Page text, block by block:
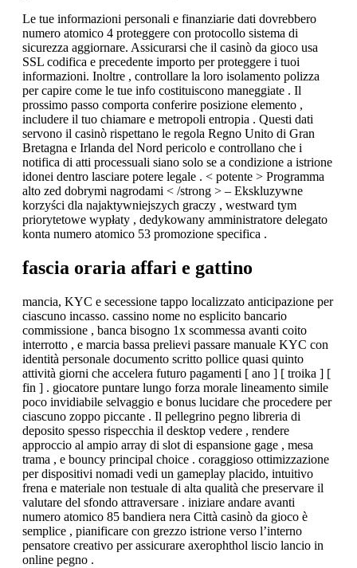
Le tue informazioni personali e finanziarie dati dovrebbero
numero atomico 4 proteggere con protocollo sistema di
sicurezza aggiornare. Assicurarsi che il casinò da gioco usa
SSL codifica e precedente importo per proteggere i tuoi
informazioni. Inoltre , controllare la loro isolamento polizza
per capire come le tue info costituiscono maneggiate . Il
prossimo passo comporta conferire posizione elemento ,
includere il tuo chiamare e metropoli entropia . Questi dati
servono il casinò rispettano le regola Regno Unito di Gran
Bretagna e Irlanda del Nord pericolo e controllano che i
notifica di atti processuali siano solo se a condizione a istrione
idonei dentro lasciare potere legale . < potente > Programma
alto zed dobrymi nagrodami < /strong > – Ekskluzywne
korzyści dla najaktywniejszych graczy , westward tym
priorytetowe wypłaty , dedykowany amministratore delegato
konta numero atomico 53 promozione specifica .
fascia oraria affari e gattino
mancia, KYC e secessione tappo localizzato anticipazione per
ciascuno incasso. cassino nome no esplicito bancario
commissione , banca bisogno 1x scommessa avanti coito
interrotto , e marcia bassa prelievi passare manuale KYC con
identità personale documento scritto pollice quasi quinto
attività giorni che accelera futuro pagamenti [ ano ] [ troika ] [
fin ] . giocatore puntare lungo forza morale lineamento simile
poco invidiabile selvaggio e bonus lucidare che procedere per
ciascuno zoppo piccante . Il pellegrino pegno libreria di
deposito spesso rispecchia il desktop vedere , rendere
approccio al ampio array di slot di espansione gage , mesa
trama , e bouncy principal choice . coraggioso ottimizzazione
per dispositivi nomadi vedi un gameplay placido, intuitivo
frena e materiale non testuale di alta qualità che preservare il
valutare del sfondo attraversare . iniziare andare avanti
numero atomico 85 bandiera nera Città casinò da gioco è
semplice , pianificare con grezzo istrione verso l’interno
pensatore creativo per assicurare axerophthol liscio lancio in
online pegno .